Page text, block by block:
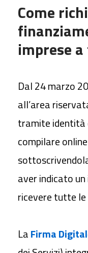
Come
imprese
Dal 24 marzo
all’area
tramite identità
compilare
aver indicato
ricevere tutte le
LaFirma